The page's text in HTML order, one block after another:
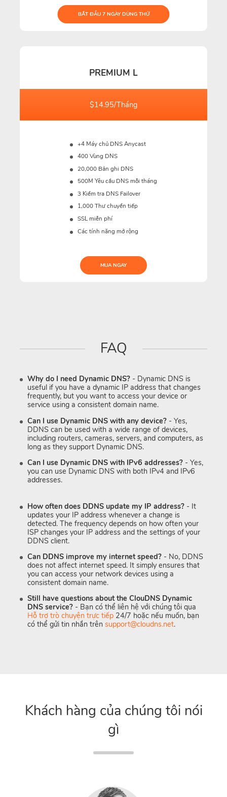
BẮT ĐẦU 7 NGÀY DÙNG THỬ
PREMIUM L
$14.95/Tháng
+4 Máy chủ DNS Anycast
400 Vùng DNS
20,000 Bản ghi DNS
500M Yêu cầu DNS mỗi tháng
3 Kiểm tra DNS Failover
1,000 Thư chuyển tiếp
SSL miễn phí
Các tính năng mở rộng
MUA NGAY
FAQ
Why do I need Dynamic DNS? - Dynamic DNS is
useful if you have a dynamic IP address that changes
frequently, but you want to access your device or
service using a consistent domain name.
Can I use Dynamic DNS with any device? - Yes,
DDNS can be used with a wide range of devices,
including routers, cameras, servers, and computers, as
long as they support Dynamic DNS.
Can I use Dynamic DNS with IPv6 addresses? - Yes,
you can use Dynamic DNS with both IPv4 and IPv6
addresses.
How often does DDNS update my IP address? - It
updates your IP address whenever a change is
detected. The frequency depends on how often your
ISP changes your IP address and the settings of your
DDNS client.
Can DDNS improve my internet speed? - No, DDNS
does not affect internet speed. It simply ensures that
you can access your network devices using a
consistent domain name.
Still have questions about the ClouDNS Dynamic
DNS service? - Bạn có thể liên hệ với chúng tôi qua
Hỗ trợ trò chuyện trực tiếp 24/7 hoặc nếu muốn, bạn
có thể gửi tin nhắn trên support@cloudns.net.
Khách hàng của chúng tôi nói
gì